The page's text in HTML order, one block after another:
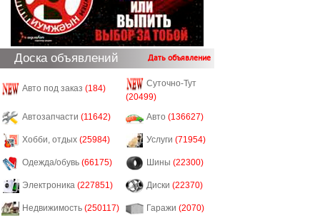
Доска объявлений Дать объявление
Авто под заказ (184)
Суточно-Тут
(20499)
Автозапчасти (11642) Авто (136627)
Хобби, отдых (25984) Услуги (71954)
Одежда/обувь (66175) Шины (22300)
Электроника (227851) Диски (22370)
Недвижимость (250117) Гаражи (2070)